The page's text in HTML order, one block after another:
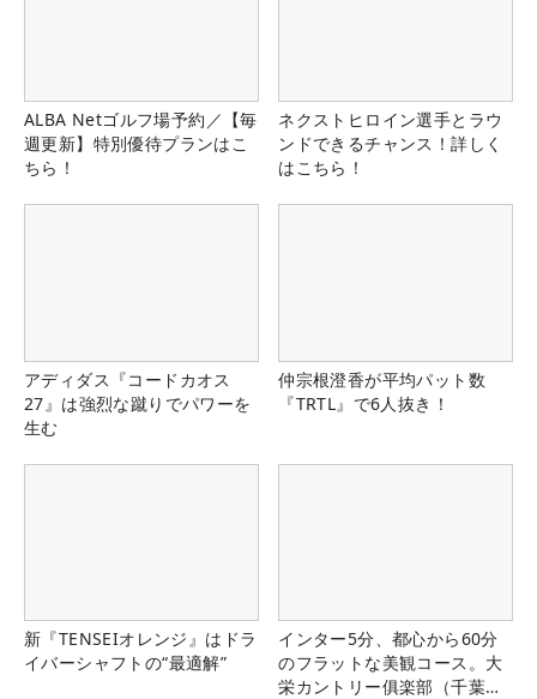
ALBA Netゴルフ場予約／【毎
週更新】特別優待プランはこ
ちら！
ネクストヒロイン選手とラウ
ンドできるチャンス！詳しく
はこちら！
アディダス『コードカオス
27』は強烈な蹴りでパワーを
生む
仲宗根澄香が平均パット数
『TRTL』で6人抜き！
新『TENSEIオレンジ』はドラ
イバーシャフトの“最適解”
インター5分、都心から60分
のフラットな美観コース。大
栄カントリー俱楽部（千葉